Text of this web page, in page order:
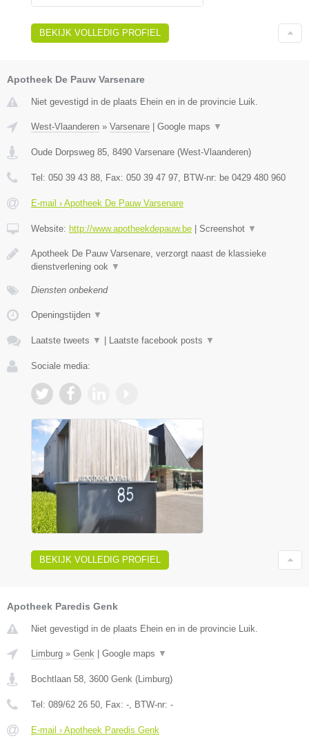
BEKIJK VOLLEDIG PROFIEL
Apotheek De Pauw Varsenare
Niet gevestigd in de plaats Ehein en in de provincie Luik.
West-Vlaanderen » Varsenare Google maps ▼
Oude Dorpsweg 85 8490 Varsenare (West-Vlaanderen)
Tel: 050 39 43 88 , Fax: 050 39 47 97 , BTW-nr: be 0429 480 960
E-mail › Apotheek De Pauw Varsenare
Website: http://www.apotheekdepauw.be Screenshot ▼
Apotheek De Pauw Varsenare, verzorgt naast de klassieke
dienstverlening ook ▼
Diensten onbekend
Openingstijden ▼
Laatste tweets ▼ Laatste facebook posts ▼
Sociale media:
BEKIJK VOLLEDIG PROFIEL
Apotheek Paredis Genk
Niet gevestigd in de plaats Ehein en in de provincie Luik.
Limburg » Genk | Google maps ▼
Bochtlaan 58 3600 Genk (Limburg)
Tel: 089/62 26 50 , Fax: - , BTW-nr: -
E-mail › Apotheek Paredis Genk